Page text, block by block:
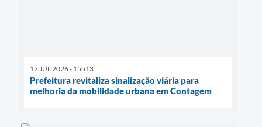
17 JUL 2026 - 15h13
Prefeitura revitaliza sinalização viária para
melhoria da mobilidade urbana em Contagem